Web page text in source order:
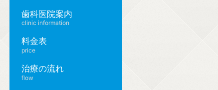
歯科医院案内
clinic information
料金表
price
治療の流れ
flow